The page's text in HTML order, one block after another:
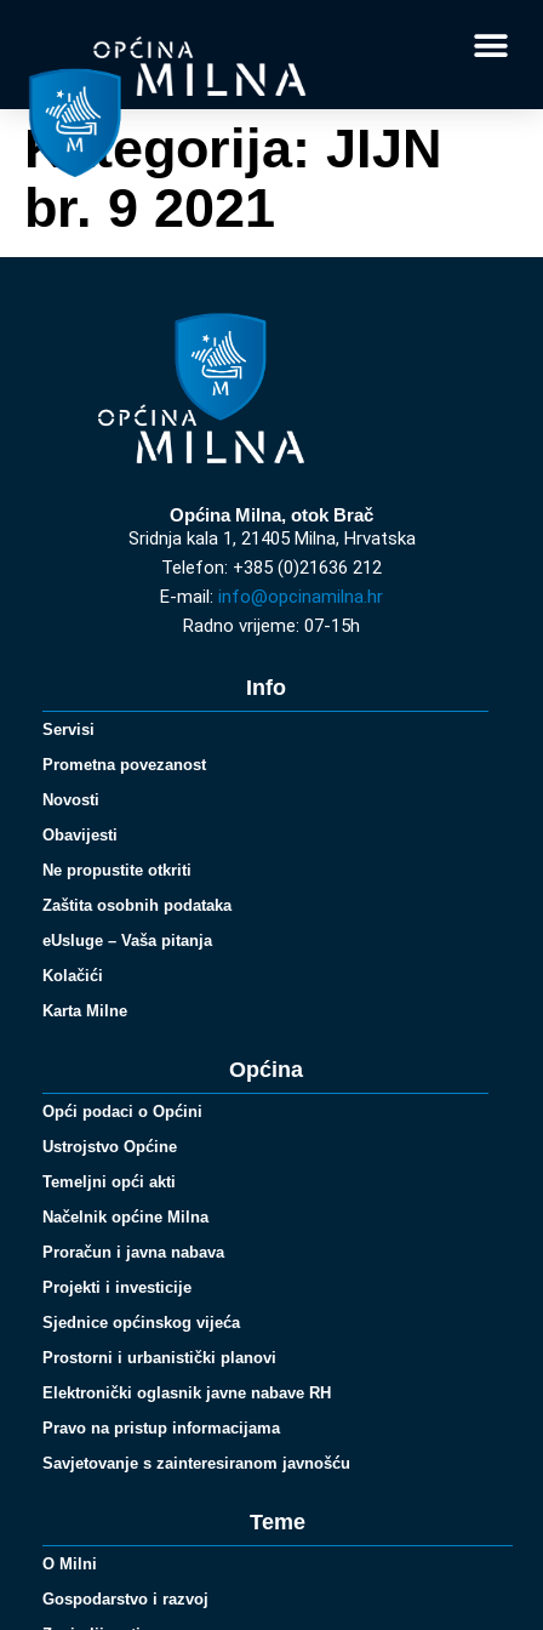
Kategorija: JIJN
br. 9 2021
Općina Milna, otok Brač
Sridnja kala 1, 21405 Milna, Hrvatska
Telefon: +385 (0)21636 212
E-mail: info@opcinamilna.hr
Radno vrijeme: 07-15h
Info
Servisi
Prometna povezanost
Novosti
Obavijesti
Ne propustite otkriti
Zaštita osobnih podataka
eUsluge – Vaša pitanja
Kolačići
Karta Milne
Općina
Opći podaci o Općini
Ustrojstvo Općine
Temeljni opći akti
Načelnik općine Milna
Proračun i javna nabava
Projekti i investicije
Sjednice općinskog vijeća
Prostorni i urbanistički planovi
Elektronički oglasnik javne nabave RH
Pravo na pristup informacijama
Savjetovanje s zainteresiranom javnošću
Teme
O Milni
Gospodarstvo i razvoj